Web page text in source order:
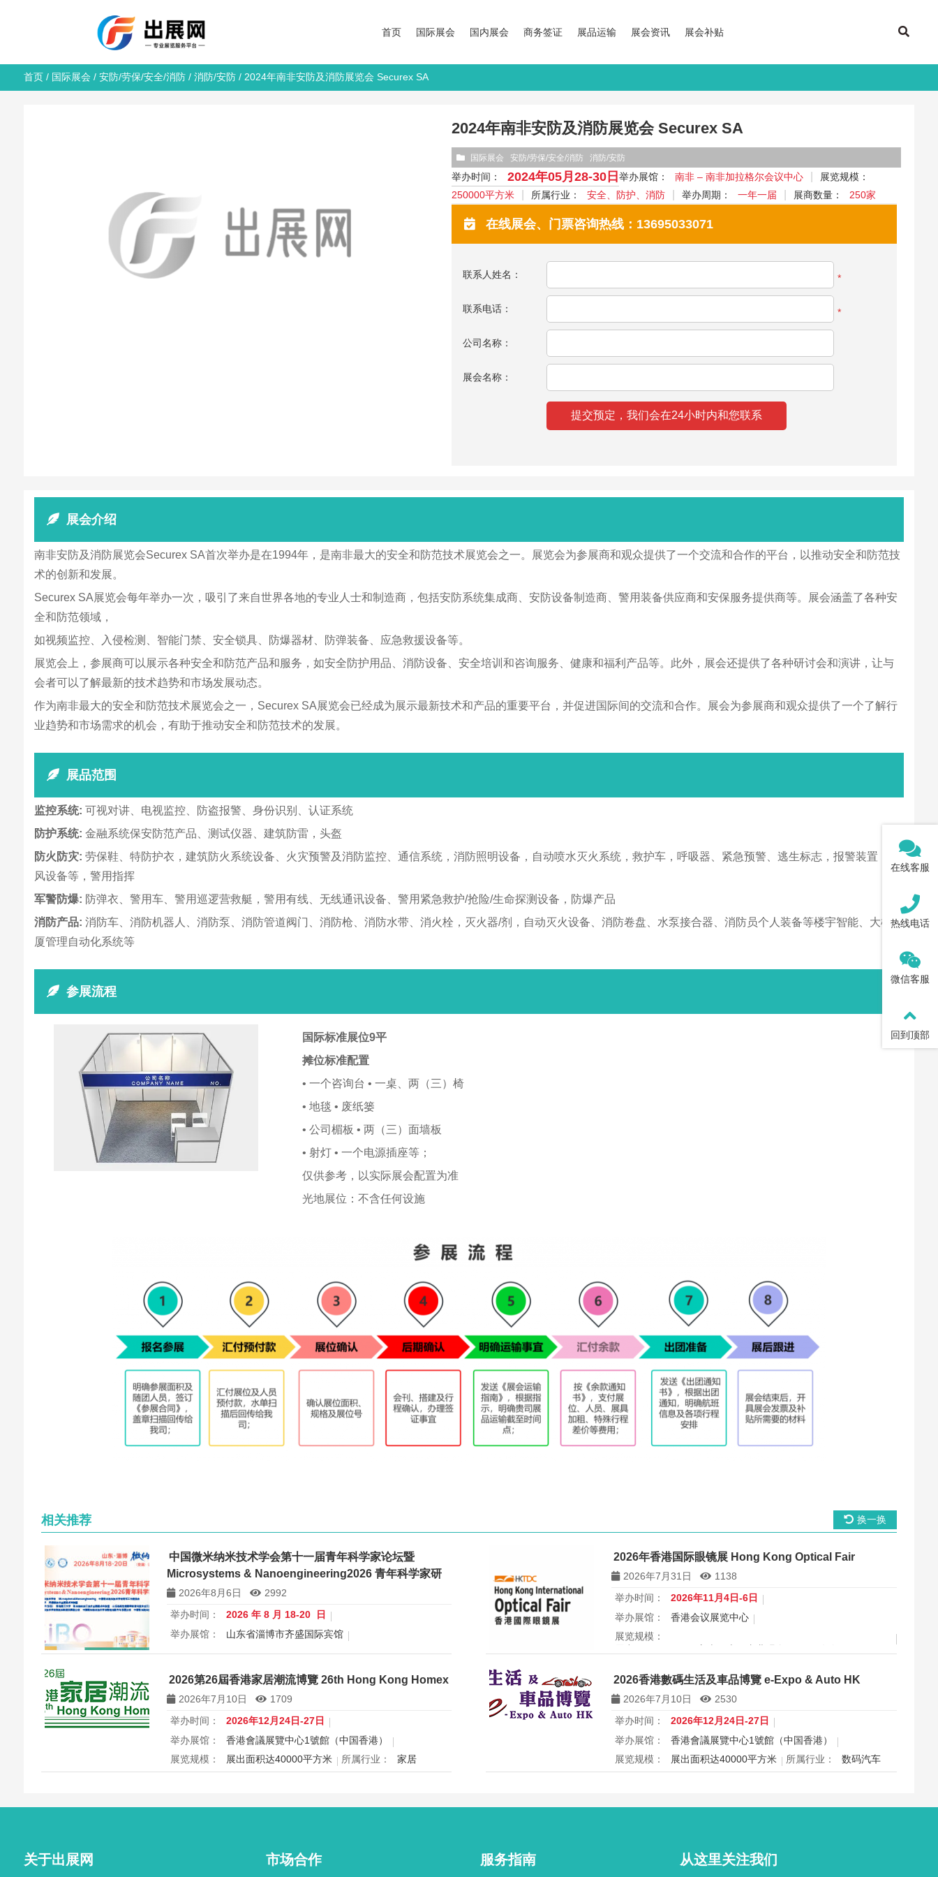
首页 国际展会 国内展会 商务签证 展品运输 展会资讯 展会补贴
首页/ 国际展会 / 安防/劳保/安全/消防/ 消防/安防/ 2024年南非安防及消防展览会 Securex SA
2024年南非安防及消防展览会 Securex SA
国际展会 安防/劳保/安全/消防 消防/安防
举办时间： 2024年05月28-30日举办展馆： 南非 – 南非加拉格尔会议中心
展览规模：
250000平方米
所属行业： 安全、防护、消防 举办周期： 一年一届 展商数量： 250家
在线展会、门票咨询热线：13695033071
联系人姓名： *
联系电话： *
公司名称：
展会名称：
展会介绍
南非安防及消防展览会Securex SA首次举办是在1994年，是南非最大的安全和防范技术展览会之一。展览会为参展商和观众提供了一个交流和合作的平台，以推动安全和防范技
术的创新和发展。
Securex SA展览会每年举办一次，吸引了来自世界各地的专业人士和制造商，包括安防系统集成商、安防设备制造商、警用装备供应商和安保服务提供商等。展会涵盖了各种安
全和防范领域，
如视频监控、入侵检测、智能门禁、安全锁具、防爆器材、防弹装备、应急救援设备等。
展览会上，参展商可以展示各种安全和防范产品和服务，如安全防护用品、消防设备、安全培训和咨询服务、健康和福利产品等。此外，展会还提供了各种研讨会和演讲，让与
会者可以了解最新的技术趋势和市场发展动态。
作为南非最大的安全和防范技术展览会之一，Securex SA展览会已经成为展示最新技术和产品的重要平台，并促进国际间的交流和合作。展会为参展商和观众提供了一个了解行
业趋势和市场需求的机会，有助于推动安全和防范技术的发展。
展品范围
监控系统: 可视对讲、电视监控、防盗报警、身份识别、认证系统
防护系统: 金融系统保安防范产品、测试仪器、建筑防雷，头盔
防火防灾: 劳保鞋、特防护衣，建筑防火系统设备、火灾预警及消防监控、通信系统，消防照明设备，自动喷水灭火系统，救护车，呼吸器、紧急预警、逃生标志，报警装置，通
风设备等，警用指挥
军警防爆: 防弹衣、警用车、警用巡逻营救艇，警用有线、无线通讯设备、警用紧急救护/抢险/生命探测设备，防爆产品
消防产品: 消防车、消防机器人、消防泵、消防管道阀门、消防枪、消防水带、消火栓，灭火器/剂，自动灭火设备、消防卷盘、水泵接合器、消防员个人装备等楼宇智能、大楼大
厦管理自动化系统等
参展流程
国际标准展位9平
摊位标准配置
• 一个咨询台 • 一桌、两（三）椅
• 地毯 • 废纸篓
• 公司楣板 • 两（三）面墙板
• 射灯 • 一个电源插座等；
仅供参考，以实际展会配置为准
光地展位：不含任何设施
相关推荐 换一换
中国微米纳米技术学会第十一届青年科学家论坛暨
Microsystems & Nanoengineering2026 青年科学家研
讨会2026年8月6日
2992
举办时间：
2026 年 8 月 18-20 日
举办展馆：
山东省淄博市齐盛国际宾馆
展览规模：
5000+平方米 所属行业：
微米纳米技术学会
中国微米纳米技术学会第十一届青年科学家论坛暨
Microsystems & Nanoengineering2026 青年科学家研讨会
2026年香港国际眼镜展 Hong Kong Optical Fair
2026年7月31日
1138
举办时间：
2026年11月4日-6日
举办展馆：
香港会议展览中心
展览规模：
办，为期三天，是亚洲最具影响力的眼镜专业展之一，并获UFI
国际认证。展会特设品牌廊、智能眼镜专区与多国展馆，汇聚全
球视光产品供应商，并配套眼镜汇演与行业论坛，为展商与买家
创造高效的跨境商贸与合作机…
2026第26屆香港家居潮流博覽 26th Hong Kong Homex
2026年7月10日
1709
举办时间：
2026年12月24日-27日
举办展馆：
香港會議展覽中心1號館（中国香港）
展览规模：
展出面积达40000平方米 所属行业：
家居
商，打造岁末一站式家居采购与灵感盛会，欢迎本地家庭与海内
2026香港數碼生活及車品博覽 e-Expo & Auto HK
2026年7月10日
2530
举办时间：
2026年12月24日-27日
举办展馆：
香港會議展覽中心1號館（中国香港）
展览规模：
展出面积达40000平方米 所属行业：
数码汽车
用品千余家展商，打造圣诞黄金档科技车品一站式采购盛会，欢
关于出展网 市场合作 服务指南 从这里关注我们
在线客服
热线电话
微信客服
回到顶部